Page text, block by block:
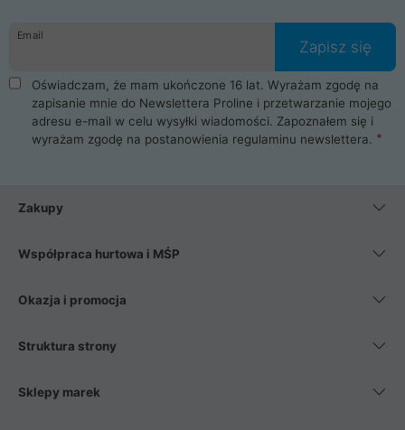
Email
Zapisz się
Oświadczam, że mam ukończone 16 lat. Wyrażam zgodę na
zapisanie mnie do Newslettera Proline i przetwarzanie mojego
adresu e-mail w celu wysyłki wiadomości. Zapoznałem się i
wyrażam zgodę na postanowienia regulaminu newslettera.
Zakupy
Współpraca hurtowa i MŚP
Okazja i promocja
Struktura strony
Sklepy marek